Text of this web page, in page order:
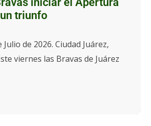
triunfo
de 2026. Ciudad Juárez,
viernes las Bravas de Juárez